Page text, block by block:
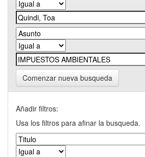
Comenzar nueva busqueda
Añadir filtros:
Usa los filtros para afinar la busqueda.